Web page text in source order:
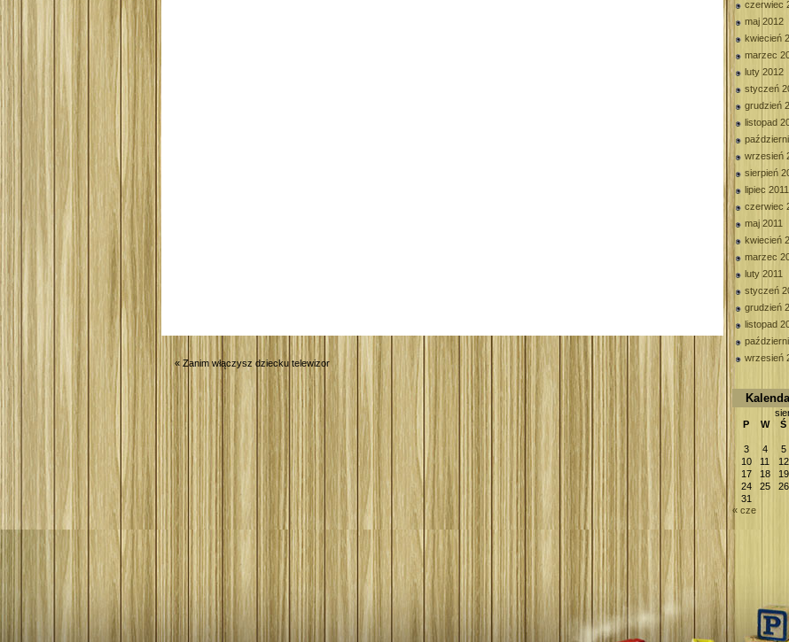
« Zanim włączysz dziecku telewizor
czerwiec
maj 2012
kwiecień
marzec
luty 2012
styczeń
grudzień
listopad
wrzesień
sierpień
lipiec 2011
czerwiec
maj 2011
kwiecień
marzec
luty 2011
styczeń
grudzień
listopad
wrzesień
P
W Ś
3
4 5
10
11 12
17
18 19
24
25 26
31
« cze